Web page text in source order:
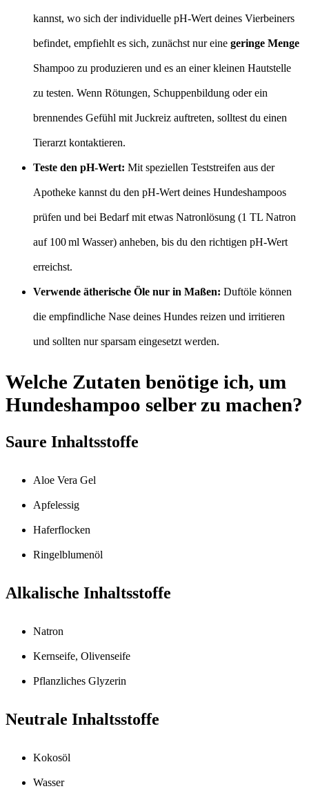
kannst, wo sich der individuelle pH-Wert deines Vierbeiners
befindet, empfiehlt es sich, zunächst nur eine geringe Menge
Shampoo zu produzieren und es an einer kleinen Hautstelle
zu testen. Wenn Rötungen, Schuppenbildung oder ein
brennendes Gefühl mit Juckreiz auftreten, solltest du einen
Tierarzt kontaktieren.
Teste den pH-Wert: Mit speziellen Teststreifen aus der
Apotheke kannst du den pH-Wert deines Hundeshampoos
prüfen und bei Bedarf mit etwas Natronlösung (1 TL Natron
auf 100 ml Wasser) anheben, bis du den richtigen pH-Wert
erreichst.
Verwende ätherische Öle nur in Maßen: Duftöle können
die empfindliche Nase deines Hundes reizen und irritieren
und sollten nur sparsam eingesetzt werden.
Welche Zutaten benötige ich, um
Hundeshampoo selber zu machen?
Saure Inhaltsstoffe
Aloe Vera Gel
Apfelessig
Haferflocken
Ringelblumenöl
Alkalische Inhaltsstoffe
Natron
Kernseife, Olivenseife
Pflanzliches Glyzerin
Neutrale Inhaltsstoffe
Kokosöl
Wasser